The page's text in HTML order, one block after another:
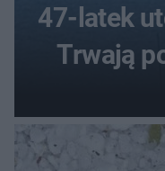
47-latek
Trwają